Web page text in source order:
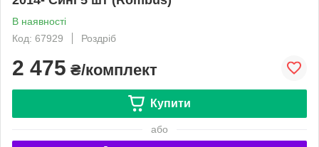
В наявності
Код: 67929
Роздріб
2 475 ₴/комплект
Купити
або